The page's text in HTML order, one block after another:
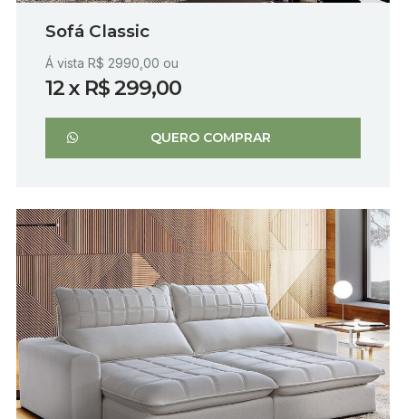
Sofá Classic
Á vista R$ 2990,00 ou
12 x R$ 299,00
QUERO COMPRAR